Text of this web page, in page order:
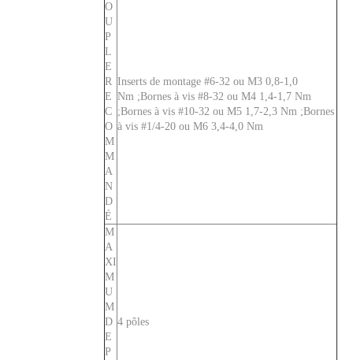
O
U
P
L
E
R
E
C
O
M
M
A
N
D
É
Inserts de montage #6-32 ou M3 0,8-1,0
Nm ;Bornes à vis #8-32 ou M4 1,4-1,7 Nm
;Bornes à vis #10-32 ou M5 1,7-2,3 Nm ;Bornes
à vis #1/4-20 ou M6 3,4-4,0 Nm
M
A
XI
M
U
M
D
E
P
4 pôles